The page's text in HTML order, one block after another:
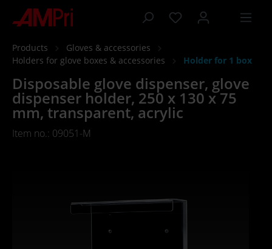
content
Products
Gloves & accessories
Holders for glove boxes & accessories
Holder for 1 box
Disposable glove dispenser, glove
dispenser holder, 250 x 130 x 75
mm, transparent, acrylic
Item no.: 09051-M